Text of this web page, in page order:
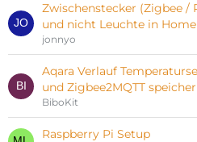
Zwischenstecker (Zigbee /
und nicht Leuchte in
jonnyo
Aqara Verlauf
und Zigbee2MQTT
BiboKit
Raspberry Pi Setup